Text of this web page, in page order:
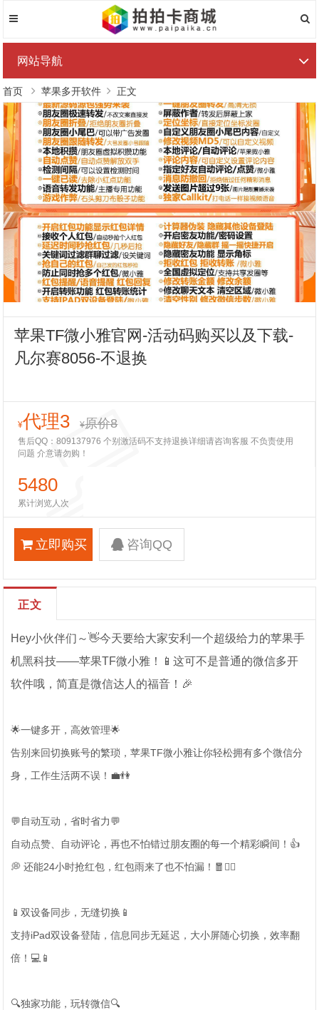
网站导航
首页 苹果多开软件 正文
苹果TF微小雅官网-活动码购买以及下载-
凡尔赛8056-不退换
¥代理3 ¥原价8
售后QQ：809137976 个别激活码不支持退换详细请咨询客服 不负责使用
问题 介意请勿购！
5480
累计浏览人次
立即购买 咨询QQ
正文
Hey小伙伴们～👋今天要给大家安利一个超级给力的苹果手
机黑科技——苹果TF微小雅！📱这可不是普通的微信多开
软件哦，简直是微信达人的福音！🎉
🌟一键多开，高效管理🌟
告别来回切换账号的繁琐，苹果TF微小雅让你轻松拥有多个微信分
身，工作生活两不误！💼👫
💬自动互动，省时省力💬
自动点赞、自动评论，再也不怕错过朋友圈的每一个精彩瞬间！👍
💭 还能24小时抢红包，红包雨来了也不怕漏！🧧🏃‍♀️
📱双设备同步，无缝切换📱
支持iPad双设备登陆，信息同步无延迟，大小屏随心切换，效率翻
倍！💻📱
🔍独家功能，玩转微信🔍